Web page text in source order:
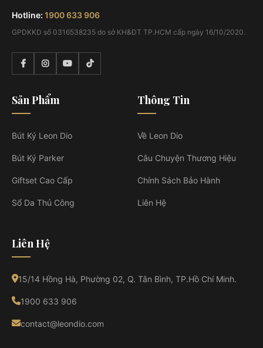
Hotline: 1900 633 906
GPDKKD số 0316538235 do sở KH&ĐT TP.HCM cấp ngày 16/10/2020.
Sản Phẩm
Bút Ký Leon Dio
Bút Ký Parker
Giftset Cao Cấp
Sổ Da Thủ Công
Thông Tin
Về Leon Dio
Câu Chuyện Thương Hiệu
Chính Sách Bảo Hành
Liên Hệ
Liên Hệ
15/14 Hồng Hà, Phường 02, Q. Tân Bình, TP.Hồ Chí Minh.
1900 633 906
contact@leondio.com